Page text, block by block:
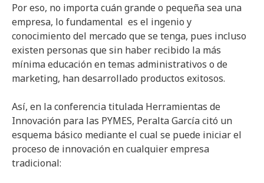
Por eso, no importa cuán grande o pequeña sea una
empresa, lo fundamental es el ingenio y
conocimiento del mercado que se tenga, pues incluso
existen personas que sin haber recibido la más
mínima educación en temas administrativos o de
marketing, han desarrollado productos exitosos.
Así, en la conferencia titulada Herramientas de
Innovación para las PYMES, Peralta García citó un
esquema básico mediante el cual se puede iniciar el
proceso de innovación en cualquier empresa
tradicional: